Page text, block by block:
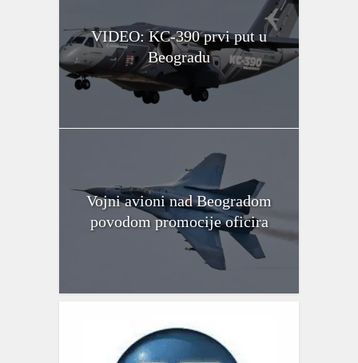
VIDEO: KC-390 prvi put u
Beogradu
Vojni avioni nad Beogradom
povodom promocije oficira